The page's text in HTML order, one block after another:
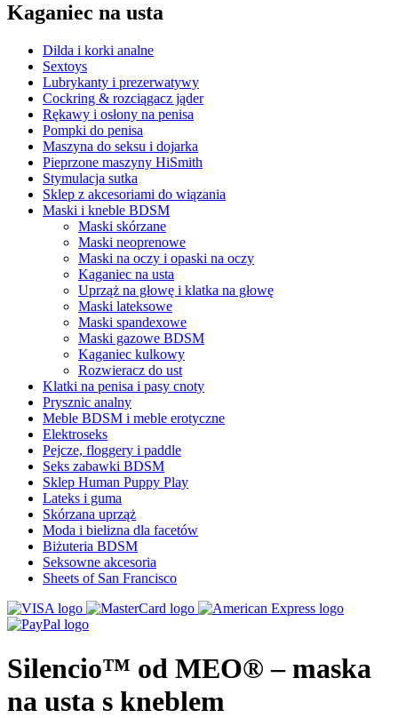
Kaganiec na usta
Dilda i korki analne
Sextoys
Lubrykanty i prezerwatywy
Cockring & rozciągacz jąder
Rękawy i osłony na penisa
Pompki do penisa
Maszyna do seksu i dojarka
Pieprzone maszyny HiSmith
Stymulacja sutka
Sklep z akcesoriami do wiązania
Maski i kneble BDSM
Maski skórzane
Maski neoprenowe
Maski na oczy i opaski na oczy
Kaganiec na usta
Uprząż na głowę i klatka na głowę
Maski lateksowe
Maski spandexowe
Maski gazowe BDSM
Kaganiec kulkowy
Rozwieracz do ust
Klatki na penisa i pasy cnoty
Prysznic analny
Meble BDSM i meble erotyczne
Elektroseks
Pejcze, floggery i paddle
Seks zabawki BDSM
Sklep Human Puppy Play
Lateks i guma
Skórzana uprząż
Moda i bielizna dla facetów
Biżuteria BDSM
Seksowne akcesoria
Sheets of San Francisco
Silencio™ od MEO® – maska
na usta s kneblem